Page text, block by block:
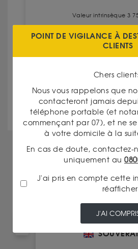
Valeur intrinsèque 3
À
3
VOIR CE
AUTRES PRODUITS DE
POINT DE VIGILANCE À
CLIENTS
Chers
Nous vous rappelons que
contacteront jamais
téléphone portable (et
commençant par 07), et ne
à votre domicile à la
En cas de doute, contactez-
uniquement au
J'ai pris en compte cette
J'AI